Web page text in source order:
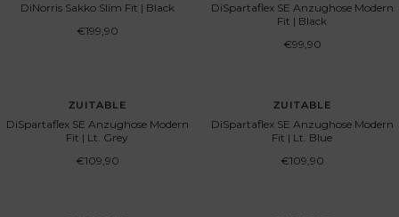
DiNorris Sakko Slim Fit | Black
Angebotspreis
€199,90
DiSpartaflex SE Anzughose Modern
Fit | Black
Angebotspreis
€99,90
ZUITABLE
DiSpartaflex SE Anzughose Modern
Fit | Lt. Grey
Angebotspreis
€109,90
ZUITABLE
DiSpartaflex SE Anzughose Modern
Fit | Lt. Blue
Angebotspreis
€109,90